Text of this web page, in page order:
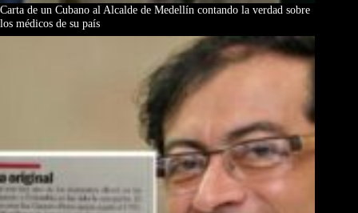
Carta de un Cubano al Alcalde de Medellín contando la verdad sobre
los médicos de su país